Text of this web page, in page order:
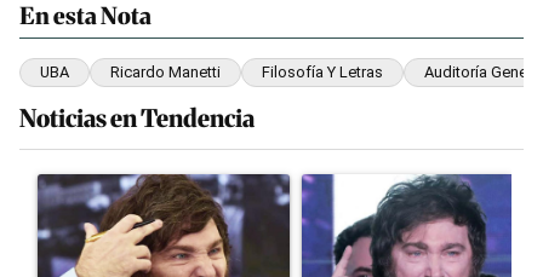
En esta Nota
UBA Ricardo Manetti Filosofía Y Letras Auditoría
Noticias en Tendencia
Este listado muestra los artículos con más comentarios en los
Un artículo de tendencia con el título "Yo, Milei" con 3
Un artículo de tendencia con